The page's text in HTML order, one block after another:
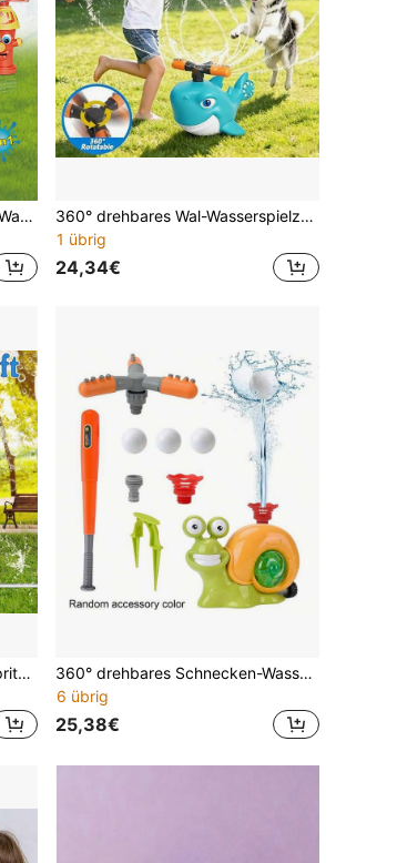
NEUSNEY Outdoor Hydranten Wasser Sprinkler Spielzeug Set, Wasserdruck betriebener Baseball Sport Drehsprinkler für Rasen, Garten, Strand, Geschenk für Kinder Jungen Mädchen Geburtstag, einige Zubehörteile zufällig, ohne externen Schlauch enthalten
360° drehbares Wal-Wasserspielzeug, Kinder Sommer Outdoor Garten Rasen Wasserspielzeug, Kleinkind Wasserspielzeug, Kinder Garten Wasserspielzeug, 3+ Jahre
1 übrig
24,34€
Kinder Hubschrauber Wasserspritzspielzeug, Outdoor Garten Sommer Wasserspiel, verstellbare Höhe fliegender Wasserstrahl, einfach zu installieren, lustiges Familien Wasserspiel für Jungen und Mädchen
360° drehbares Schnecken-Wasserspielzeug für Outdoor, 2-in-1 Baseball-Wassersprühball-Set mit 2 Düsen, Sommer-Wasserspielzeug für Garten, Rasen und Hinterhof, zufällige Farbe
6 übrig
25,38€